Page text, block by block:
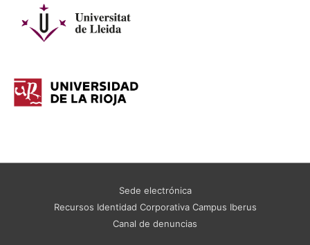
Sede electrónica
Recursos Identidad Corporativa Campus Iberus
Canal de denuncias